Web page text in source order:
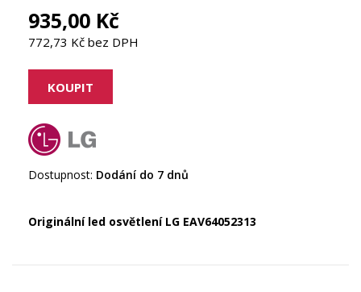
935,00 Kč
772,73 Kč bez DPH
Dostupnost: Dodání do 7 dnů
Originální led osvětlení LG EAV64052313